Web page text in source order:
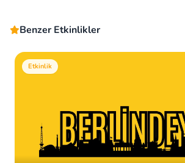
Benzer Etkinlikler
Etkinlik